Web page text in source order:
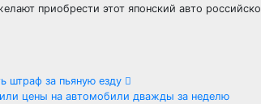
приобрести этот японский авто
штраф за пьяную езду
цены на автомобили дважды за неделю